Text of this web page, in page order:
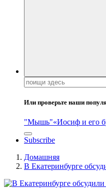
Поиск:
Или проверьте наши
"Мышь"«Иосиф и его
Subscribe
Домашняя
В Екатеринбурге